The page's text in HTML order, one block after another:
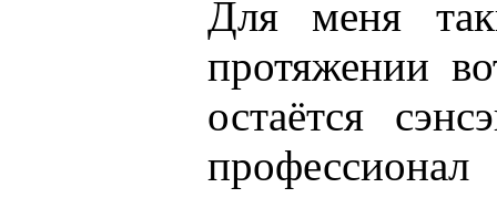
Для меня
протяжении
остаётся